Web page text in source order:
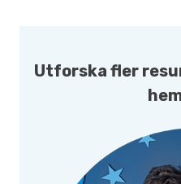
Utforska fler